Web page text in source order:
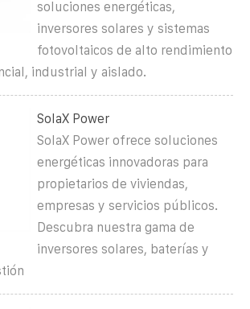
soluciones energéticas,
inversores solares y sistemas
fotovoltaicos de alto rendimiento
industrial y aislado.
SolaX Power
SolaX Power ofrece soluciones
energéticas innovadoras para
propietarios de viviendas,
empresas y servicios públicos.
Descubra nuestra gama de
inversores solares, baterías y